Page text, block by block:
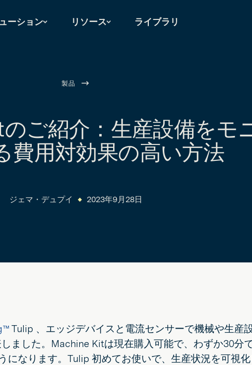
ーション リソース ライブラリ
製品
ご紹介：生産設備をモ
費用対効果の高い方法
ジェマ・デュプイ 2023年9月28日
Tulip 、エッジデバイスと電流センサーで機械や生産
ました。Machine Kitは現在購入可能で、わずか30分
になります。Tulip 初めてお使いで、生産状況を可視